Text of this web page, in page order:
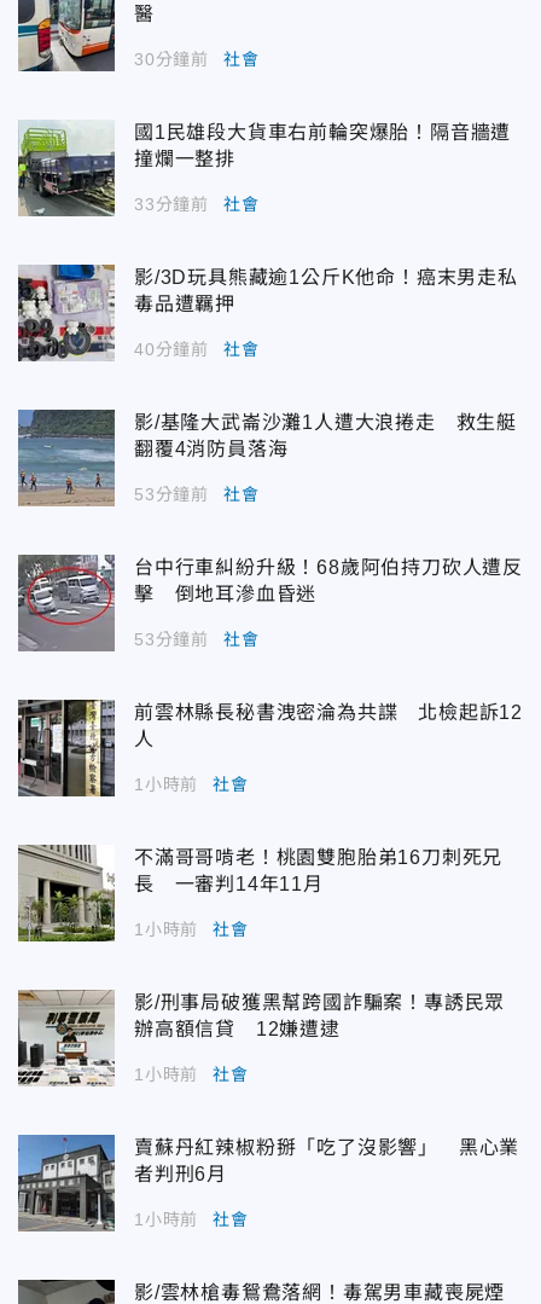
醫
30分鐘前 社會
國1民雄段大貨車右前輪突爆胎！隔音牆遭
撞爛一整排
33分鐘前 社會
影/3D玩具熊藏逾1公斤K他命！癌末男走私
毒品遭羈押
40分鐘前 社會
影/基隆大武崙沙灘1人遭大浪捲走 救生艇
翻覆4消防員落海
53分鐘前 社會
台中行車糾紛升級！68歲阿伯持刀砍人遭反
擊 倒地耳滲血昏迷
53分鐘前 社會
前雲林縣長秘書洩密淪為共諜 北檢起訴12
人
1小時前 社會
不滿哥哥啃老！桃園雙胞胎弟16刀刺死兄
長 一審判14年11月
1小時前 社會
影/刑事局破獲黑幫跨國詐騙案！專誘民眾
辦高額信貸 12嫌遭逮
1小時前 社會
賣蘇丹紅辣椒粉掰「吃了沒影響」 黑心業
者判刑6月
1小時前 社會
影/雲林槍毒鴛鴦落網！毒駕男車藏喪屍煙